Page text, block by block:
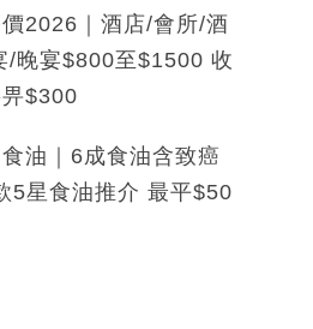
價2026｜酒店/會所/酒
/晚宴$800至$1500 收
$300
油｜6成食油含致癌
5星食油推介 最平$50